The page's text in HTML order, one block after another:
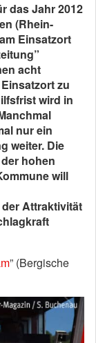
das Jahr 2012
(Rhein-
Einsatzort
acht
zu
wird in
nur ein
weiter. Die
hohen
will
Attraktivität
” (Bergische